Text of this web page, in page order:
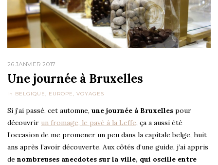
26 JANVIER 2017
Une journée à Bruxelles
In BELGIQUE, EUROPE, VOYAGES
Si j’ai passé, cet automne, une journée à Bruxelles pour
découvrir un fromage, le pavé à la Leffe, ça a aussi été
l’occasion de me promener un peu dans la capitale belge, huit
ans après l’avoir découverte. Aux côtés d’une guide, j’ai appris
de nombreuses anecdotes sur la ville, qui oscille entre